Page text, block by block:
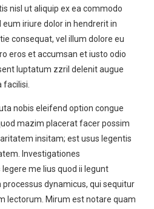
nisl ut aliquip ex ea commodo
iriure dolor in hendrerit in
consequat, vel illum dolore eu
eros et accumsan et iusto odio
luptatum zzril delenit augue
nobis eleifend option congue
mazim placerat facer possim
insitam; est usus legentis
Investigationes
me lius quod ii legunt
dynamicus, qui sequitur
lectorum. Mirum est notare quam